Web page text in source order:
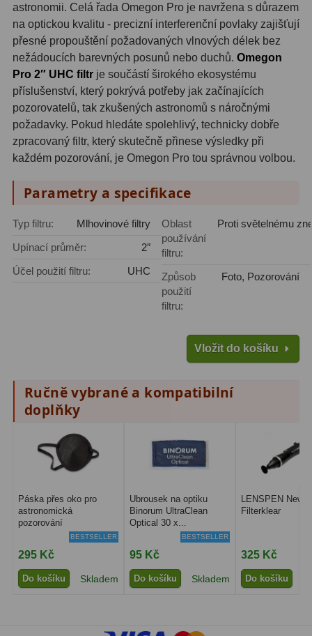
Paralaktické EQ19
Fotografické montáže5
Stativy a pilíře3
Objímky10
Motory a pohony13
Upínací prvky13
Závaží
Zrcátka a hranoly
Diagonální zrcátka
Pozorovací dalekohledy56
Kompaktní11
Turistické
Pro pozorování přírody a
18
astronomii. Celá řada Omegon Pro je navržena s důrazem
na optickou kvalitu - precizní interferenční povlaky zajišťují
přesné propouštění požadovaných vlnových délek bez
nežádoucích barevných posunů nebo duchů. Omegon
Pro 2″ UHC filtr je součástí širokého ekosystému
příslušenství, který pokrývá potřeby jak začínajících
pozorovatelů, tak zkušených astronomů s náročnými
požadavky. Pokud hledáte spolehlivý, technicky dobře
zpracovaný filtr, který skutečně přinese výsledky při
každém pozorování, je Omegon Pro tou správnou volbou.
Parametry a specifikace
Typ filtru:
Mlhovinové filtry
Upínací průměr:
2″
Účel použití filtru:
UHC
Oblast
používání
filtru:
Proti světelnému
Způsob
použití
filtru:
Foto, Pozorování
Vložit do košíku
Ručně vybrané a kompatibilní
doplňky
Páska přes oko pro
astronomická
pozorování
BESTSELLER
295 Kč
Do košíku Skladem
Ubrousek na optiku
Binorum UltraClean
Optical 30 x...
BESTSELLER
95 Kč
Do košíku Skladem
LENSPEN New
Filterklear
325 Kč
Do košíku